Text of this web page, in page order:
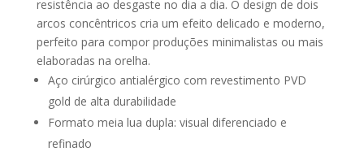
resistência ao desgaste no dia a dia. O design de dois
arcos concêntricos cria um efeito delicado e moderno,
perfeito para compor produções minimalistas ou mais
elaboradas na orelha.
Aço cirúrgico antialérgico com revestimento PVD
gold de alta durabilidade
Formato meia lua dupla: visual diferenciado e
refinado